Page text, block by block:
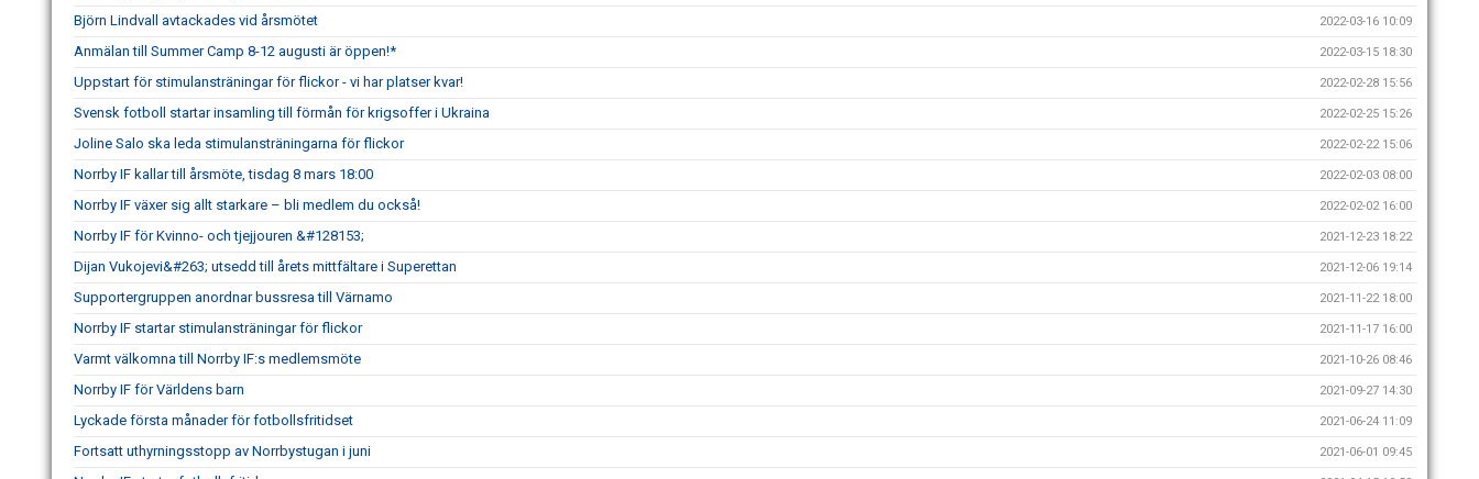
Björn Lindvall avtackades vid årsmötet 2022-03-16 10:09
Anmälan till Summer Camp 8-12 augusti är öppen!* 2022-03-15 18:30
Uppstart för stimulansträningar för flickor - vi har platser kvar! 2022-02-28 15:56
Svensk fotboll startar insamling till förmån för krigsoffer i Ukraina 2022-02-25 15:26
Joline Salo ska leda stimulansträningarna för flickor 2022-02-22 15:06
Norrby IF kallar till årsmöte, tisdag 8 mars 18:00 2022-02-03 08:00
Norrby IF växer sig allt starkare – bli medlem du också! 2022-02-02 16:00
Norrby IF för Kvinno- och tjejjouren &#128153; 2021-12-23 18:22
Dijan Vukojevi&#263; utsedd till årets mittfältare i Superettan 2021-12-06 19:14
Supportergruppen anordnar bussresa till Värnamo 2021-11-22 18:00
Norrby IF startar stimulansträningar för flickor 2021-11-17 16:00
Varmt välkomna till Norrby IF:s medlemsmöte 2021-10-26 08:46
Norrby IF för Världens barn 2021-09-27 14:30
Lyckade första månader för fotbollsfritidset 2021-06-24 11:09
Fortsatt uthyrningsstopp av Norrbystugan i juni 2021-06-01 09:45